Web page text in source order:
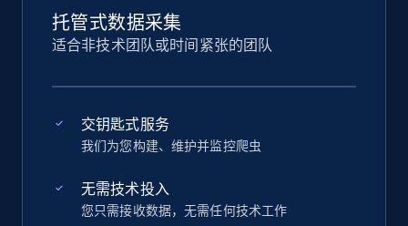
托管式数据采集
适合非技术团队或时间紧张的团队
交钥匙式服务
我们为您构建、维护并监控爬虫
无需技术投入
您只需接收数据，无需任何技术工作